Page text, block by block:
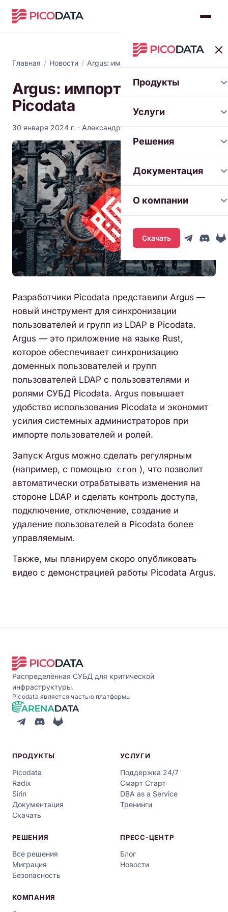
Продукты
Услуги
Решения
Документация
О компании
Скачать
Главная / Новости / Argus: импорт из LDAP в Picodata
Argus: импорт из LDAP в
Picodata
30 января 2024 г. · Александр Толстой
Разработчики Picodata представили Argus —
новый инструмент для синхронизации
пользователей и групп из LDAP в Picodata.
Argus — это приложение на языке Rust,
которое обеспечивает синхронизацию
доменных пользователей и групп
пользователей LDAP с пользователями и
ролями СУБД Picodata. Argus повышает
удобство использования Picodata и экономит
усилия системных администраторов при
импорте пользователей и ролей.
Запуск Argus можно сделать регулярным
(например, с помощью cron ), что позволит
автоматически отрабатывать изменения на
стороне LDAP и сделать контроль доступа,
подключение, отключение, создание и
удаление пользователей в Picodata более
управляемым.
Также, мы планируем скоро опубликовать
видео с демонстрацией работы Picodata Argus.
Распределённая СУБД для критической
инфраструктуры.
Picodata является частью платформы
ПРОДУКТЫ
Picodata
Radix
Sirin
Документация
Скачать
УСЛУГИ
Поддержка 24/7
Смарт Старт
DBA as a Service
Тренинги
РЕШЕНИЯ
Все решения
Миграция
Безопасность
ПРЕСС-ЦЕНТР
Блог
Новости
КОМПАНИЯ